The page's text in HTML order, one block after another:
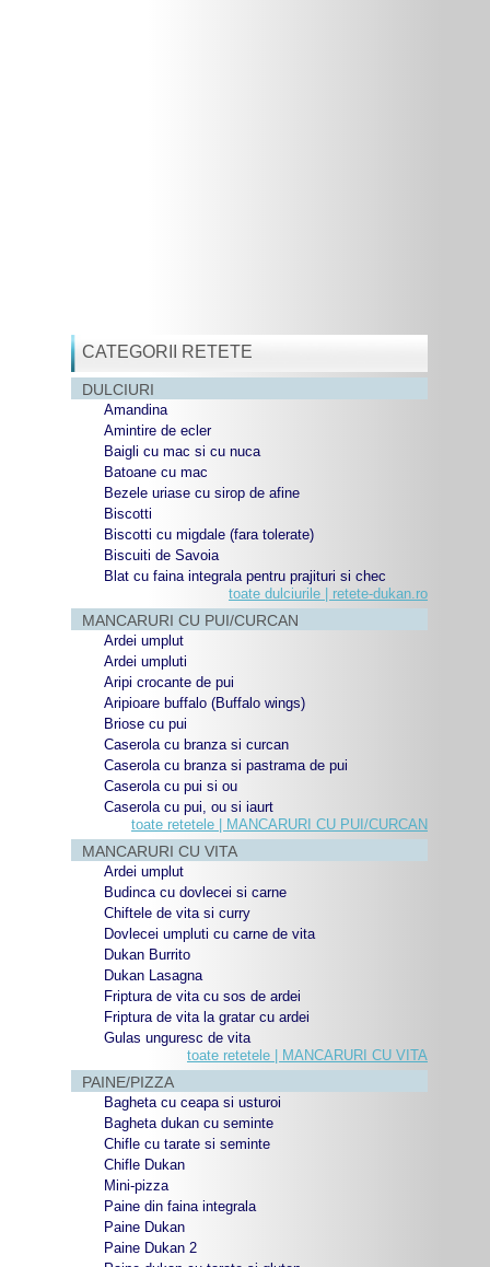
CATEGORII RETETE
DULCIURI
Amandina
Amintire de ecler
Baigli cu mac si cu nuca
Batoane cu mac
Bezele uriase cu sirop de afine
Biscotti
Biscotti cu migdale (fara tolerate)
Biscuiti de Savoia
Blat cu faina integrala pentru prajituri si chec
toate dulciurile | retete-dukan.ro
MANCARURI CU PUI/CURCAN
Ardei umplut
Ardei umpluti
Aripi crocante de pui
Aripioare buffalo (Buffalo wings)
Briose cu pui
Caserola cu branza si curcan
Caserola cu branza si pastrama de pui
Caserola cu pui si ou
Caserola cu pui, ou si iaurt
toate retetele | MANCARURI CU PUI/CURCAN
MANCARURI CU VITA
Ardei umplut
Budinca cu dovlecei si carne
Chiftele de vita si curry
Dovlecei umpluti cu carne de vita
Dukan Burrito
Dukan Lasagna
Friptura de vita cu sos de ardei
Friptura de vita la gratar cu ardei
Gulas unguresc de vita
toate retetele | MANCARURI CU VITA
PAINE/PIZZA
Bagheta cu ceapa si usturoi
Bagheta dukan cu seminte
Chifle cu tarate si seminte
Chifle Dukan
Mini-pizza
Paine din faina integrala
Paine Dukan
Paine Dukan 2